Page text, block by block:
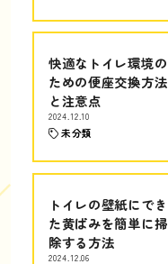
快適なトイレ環境の
ための便座交換方法
と注意点
2024.12.10
未分類
トイレの壁紙にでき
た黄ばみを簡単に掃
除する方法
2024.12.06